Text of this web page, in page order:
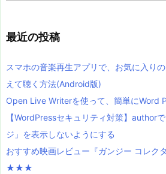
最近の投稿
スマホの音楽再生アプリで、お気に入り
えて聴く方法(Android版)
Open Live Writerを使って、簡単にWord
【WordPressセキュリティ対策】author
ジ」を表示しないようにする
おすすめ映画レビュー『ガンジー コレク
★★★